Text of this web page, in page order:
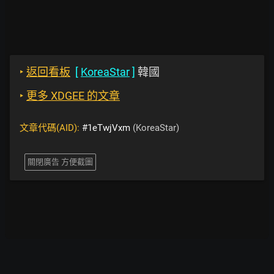
‣ 返回看板 [ KoreaStar] 韓國
‣ 更多 XDGEE 的文章
文章代碼(AID): #1eTwjVxm (KoreaStar)
關閉廣告 方便截圖